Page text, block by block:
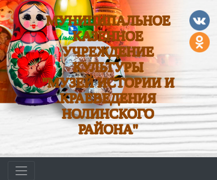
МУНИЦИПАЛЬНОЕ
КАЗЕННОЕ
УЧРЕЖДЕНИЕ
КУЛЬТУРЫ
"МУЗЕЙ ИСТОРИИ И
КРАЕВЕДЕНИЯ
НОЛИНСКОГО
РАЙОНА"